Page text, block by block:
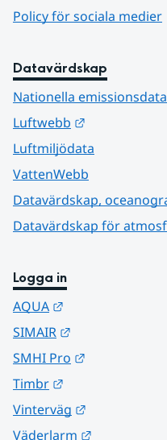
Policy för sociala medier
Datavärdskap
Nationella
Luftwebb
Luftmiljödata
VattenWebb
Datavärdskap,
Datavärdskap för
Logga in
AQUA
SIMAIR
SMHI Pro
Timbr
Vinterväg
Väderlarm